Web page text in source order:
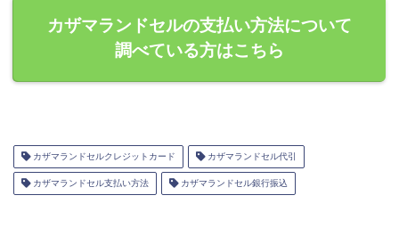
カザマランドセルの支払い方法について
調べている方はこちら
カザマランドセルクレジットカード カザマランドセル代引
カザマランドセル支払い方法 カザマランドセル銀行振込